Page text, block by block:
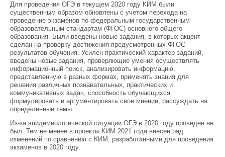
Для проведения ОГЭ в текущем 2020 году КИМ были
существенным образом обновлены с учетом перехода на
проведение экзаменов по федеральным государственным
образовательным стандартам (ФГОС) основного общего
образования. Были введены новые задания, в которых акцент
сделан на проверку достижения предусмотренных ФГОС
результатов обучения. Усилен практический характер заданий,
введены новые задания, проверяющие умения осуществлять
информационный поиск, анализировать информацию,
представленную в разных формах, применять знания для
решения различных познавательных, практических и
коммуникативных задач, способность обучающихся
формулировать и аргументировать свое мнение, рассуждать на
определенные темы.
Из-за эпидемиологической ситуации ОГЭ в 2020 году проведен не
был. Тем не менее в проекты КИМ 2021 года внесен ряд
изменений по сравнению с КИМ, разработанными для проведения
экзаменов в 2020 году.